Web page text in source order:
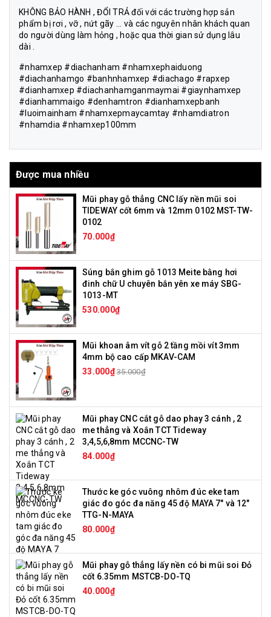
KHÔNG BẢO HÀNH , ĐỔI TRẢ đối với các trường hợp sản
phẩm bị rơi , vỡ , nứt gãy ... và các nguyên nhân khách quan
do người dùng làm hỏng , hoặc qua thời gian sử dụng lâu
dài .
#nhamxep #diachanham #nhamxephaiduong
#diachanhamgo #banhnhamxep #diachago #rapxep
#dianhamxep #diachanhamganmaymai #giaynhamxep
#dianhammaigo #denhamtron #dianhamxepbanh
#luoimainham #nhamxepmaycamtay #nhamdiatron
#nhamdia #nhamxep100mm
Được mua nhiều
Mũi phay gỗ thẳng CNC lấy nền mũi soi
TIDEWAY cốt 6mm và 12mm 0102 MST-TW-
0102
70.000₫
Súng bắn ghim gỗ 1013 Meite bằng hơi
đinh chữ U chuyên bắn yên xe máy SBG-
1013-MT
530.000₫
Mũi khoan âm vít gỗ 2 tầng mồi vít 3mm
4mm bộ cao cấp MKAV-CAM
33.000₫ 35.000₫
Mũi phay CNC cắt gỗ dao phay 3 cánh , 2
me thẳng và Xoắn TCT Tideway
3,4,5,6,8mm MCCNC-TW
84.000₫
Thước ke góc vuông nhôm đúc eke tam
giác đo góc đa năng 45 độ MAYA 7" và 12"
TTG-N-MAYA
80.000₫
Mũi phay gỗ thẳng lấy nền có bi mũi soi Đỏ
cốt 6.35mm MSTCB-DO-TQ
40.000₫